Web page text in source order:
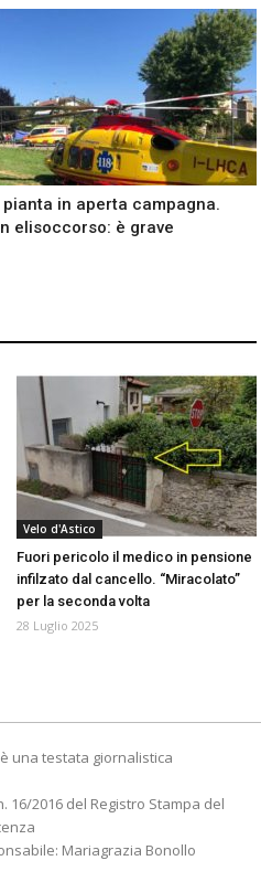
pianta in aperta campagna.
elisoccorso: è grave
Velo d'Astico
Fuori pericolo il medico in pensione
infilzato dal cancello. “Miracolato”
per la seconda volta
28 Luglio 2025
è una testata giornalistica
16/2016 del Registro Stampa del
Mariagrazia Bonollo